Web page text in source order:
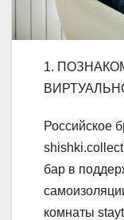
1.
Российское
бар в
комнаты